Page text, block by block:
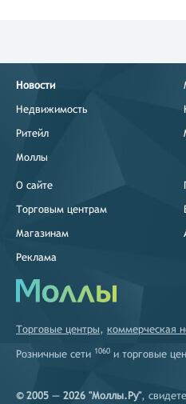
Новости
Недвижимость
Ритейл
Моллы
О сайте
Торговым центрам
Магазинам
Реклама
Торговые центры, коммерческая
Розничные сети 1060 и торговые
© 2005 — 2026 "Моллы.Ру",